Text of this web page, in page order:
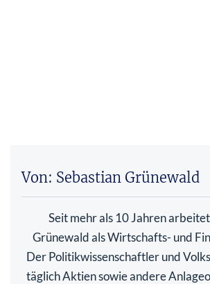
Von: Sebastian Grünewald
Seit mehr als 10 Jahren
Grünewald als Wirtschafts- und
Der Politikwissenschaftler und
täglich Aktien sowie andere